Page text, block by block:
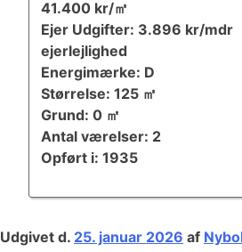
41.400 kr/㎡
Ejer Udgifter: 3.896 kr/mdr
ejerlejlighed
Energimærke: D
Størrelse: 125 ㎡
Grund: 0 ㎡
Antal værelser: 2
Opført i: 1935
Udgivet d. 25. januar 2026 af